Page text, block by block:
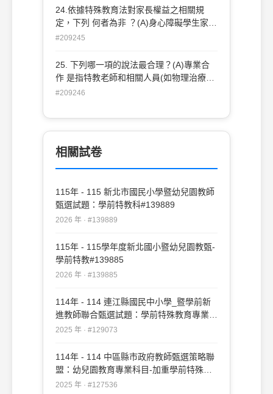
種以上不具連帶關係但源於同一原因造成之
障礙 指兩種以上不具連帶關係但源於同一
原因造成之障礙
幼兒選擇不同的角落進行學習 幼兒選擇不
同的角落進行學習
24.依據特殊教育法對家長權益之相關規
定，下列 何者為非 ？(A)身心障礙學生家長
應有 身心障礙學生家長應有 2人為家長會
會議 身心障礙學生家長得列席鑑定安置會
議(C) 學校特殊教育推行委員會應有身心障
#209245
25. 下列哪一項的說法最合理？(A)專業合
作 是指特教老師和相關人員(如物理治療等)
間的專業合作是指特教老師和相關人員(如
遲緩幼兒 早期療育的對象是發展遲緩幼兒
(C) 設計功能性的課程考量個別幼兒和家庭
教育和特殊的理念是相同
#209246
相關試卷
115年 - 115 新北市國民小學暨幼兒園教師
甄選試題：學前特教科#139889
2026 年 · #139889
115年 - 115學年度新北國小暨幼兒園教甄-
學前特教#139885
2026 年 · #139885
114年 - 114 連江縣國民中小學_暨學前新
進教師聯合甄選試題：學前特殊教育專業知
能#129073
2025 年 · #129073
114年 - 114 中區縣市政府教師甄選策略聯
盟：幼兒園教育專業科目-加重學前特殊教
育比重#127536
2025 年 · #127536